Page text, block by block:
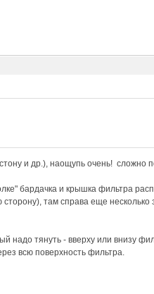
и др.), наощупь очень! сложно
бардачка и крышка фильтра
сторону), там справа еще несколько
надо тянуть - вверху или внизу
всю поверхность фильтра.